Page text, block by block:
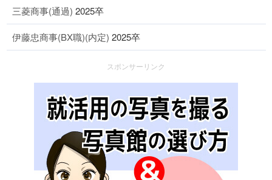
三菱商事(通過) 2025卒
伊藤忠商事(BX職)(内定) 2025卒
スポンサーリンク